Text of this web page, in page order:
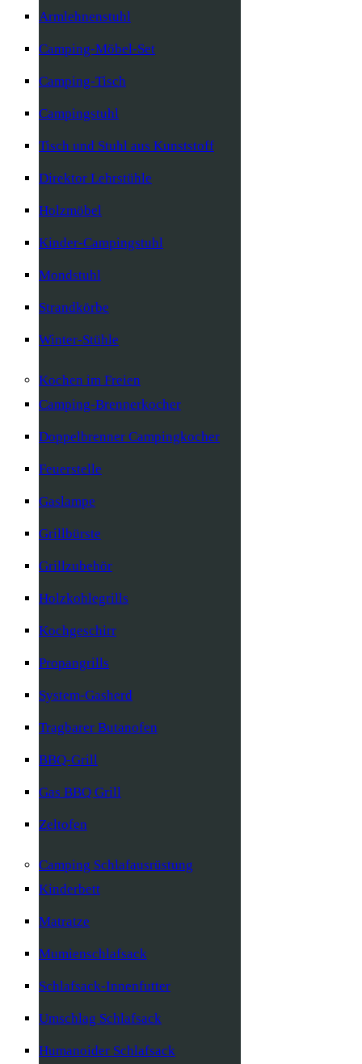
Armlehnenstuhl
Camping-Möbel-Set
Camping-Tisch
Campingstuhl
Tisch und Stuhl aus Kunststoff
Direktor Lehrstühle
Holzmöbel
Kinder-Campingstuhl
Mondstuhl
Strandkörbe
Winter-Stühle
Kochen im Freien
Camping-Brennerkocher
Doppelbrenner Campingkocher
Feuerstelle
Gaslampe
Grillbürste
Grillzubehör
Holzkohlegrills
Kochgeschirr
Propangrills
System-Gasherd
Tragbarer Butanofen
BBQ-Grill
Gas BBQ Grill
Zeltofen
Camping Schlafausrüstung
Kinderbett
Matratze
Mumienschlafsack
Schlafsack-Innenfutter
Umschlag Schlafsack
Humanoider Schlafsack